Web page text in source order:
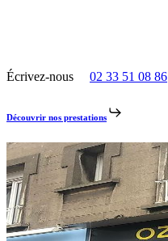
Écrivez-nous 02 33 51 08 86
Découvrir nos prestations